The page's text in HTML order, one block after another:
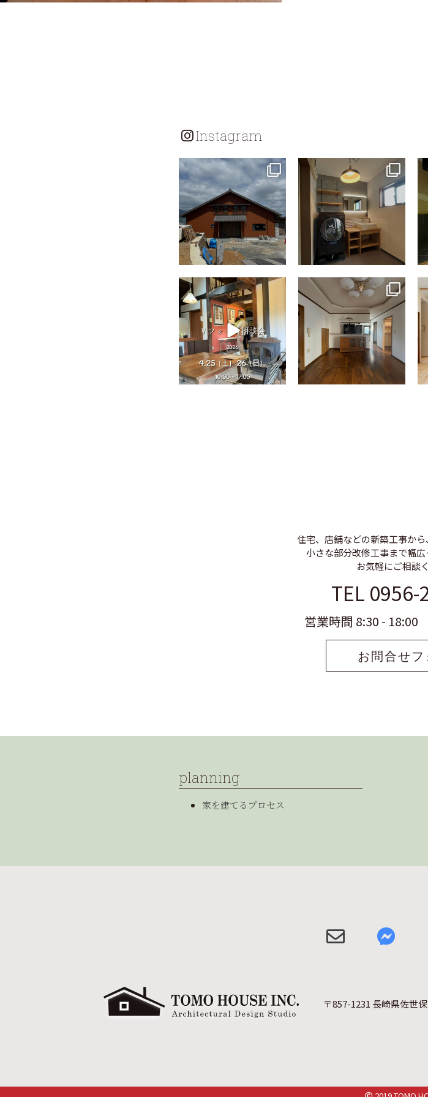
Instagram
tomohouseinc
tomohouseinc
7月 13
tomohouseinc
4月 25
tomohouseinc
4月 9
住宅、店舗などの新築工事から
小さな部分改修工事まで幅広
お気軽にご相談
TEL 0956-
営業時間 8:30 - 18:00
お問合せフ
planning
家を建てるプロセス
〒857-1231 長崎県佐世